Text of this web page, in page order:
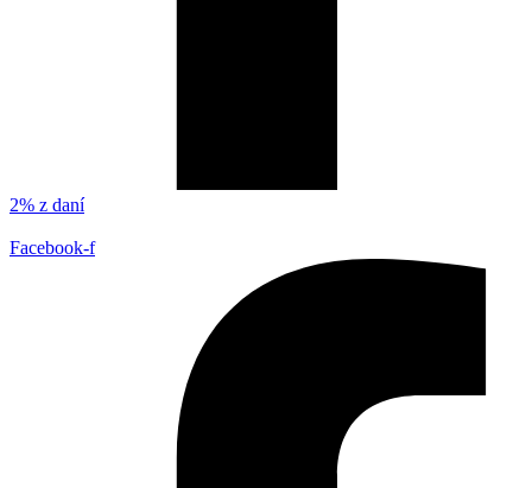
2% z daní
Facebook-f